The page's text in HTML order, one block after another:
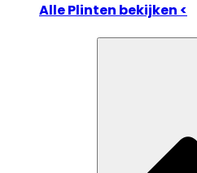
Alle Plinten bekijken <